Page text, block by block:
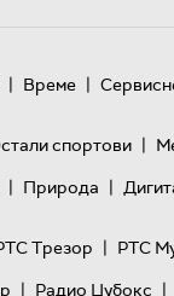
| Време |
спортови |
| Природа |
Трезор | РТС
| Радио Џубокс |